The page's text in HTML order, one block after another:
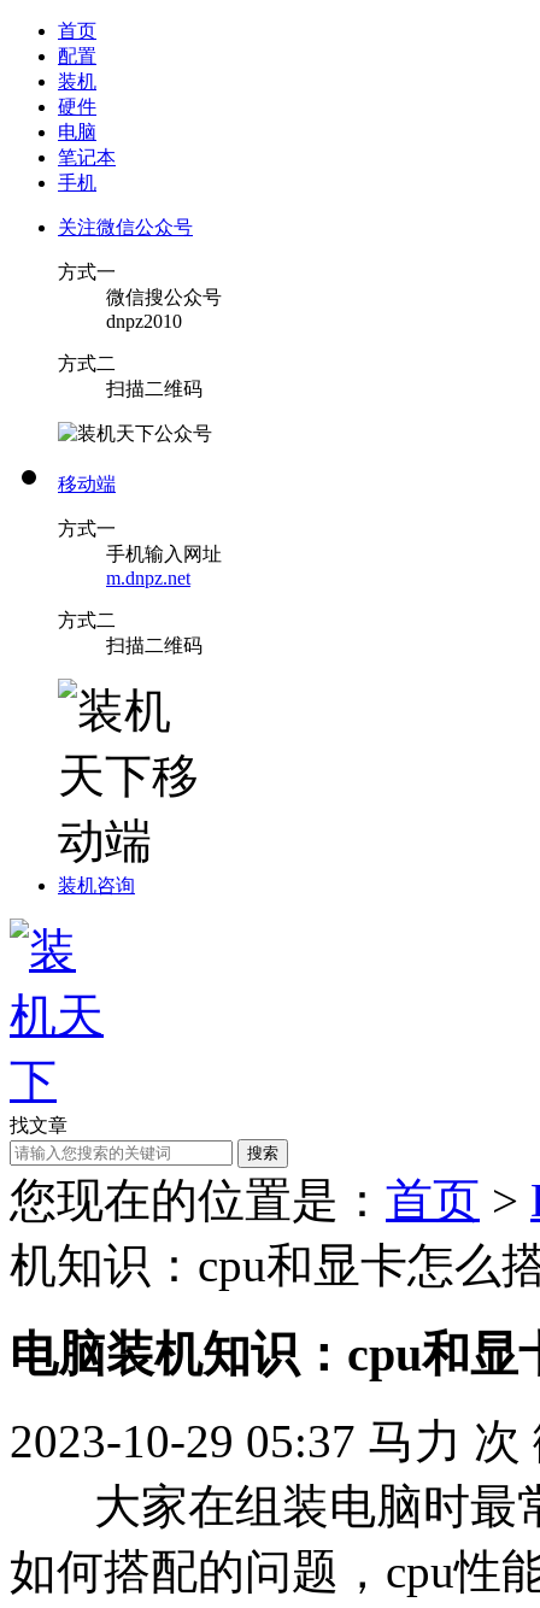
首页
配置
装机
硬件
电脑
笔记本
手机
关注微信公众号
方式一
微信搜公众号
dnpz2010
方式二
扫描二维码
移动端
方式一
手机输入网址
m.dnpz.net
方式二
扫描二维码
装机咨询
找文章
搜索
您现在的位置是： 首页 >
机知识：cpu和显卡怎么
电脑装机知识：cpu和
2023-10-29 05:37 马力 次
大家在组装电脑时最
如何搭配的问题，cpu性